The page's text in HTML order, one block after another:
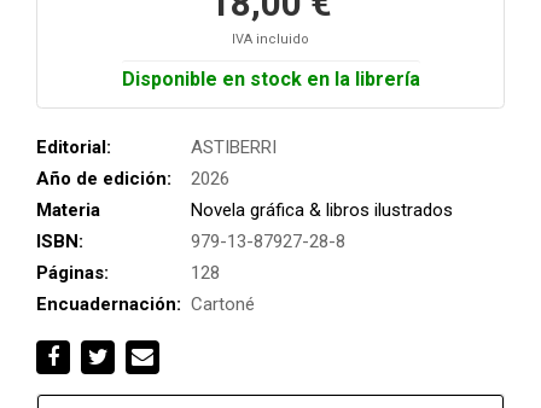
IVA incluido
Disponible en stock en la librería
Editorial:
ASTIBERRI
Año de edición:
2026
Materia
Novela gráfica & libros ilustrados
ISBN:
979-13-87927-28-8
Páginas:
128
Encuadernación: Cartoné